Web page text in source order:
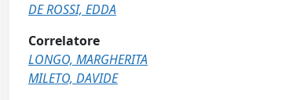
DE ROSSI, EDDA
Correlatore
LONGO, MARGHERITA
MILETO, DAVIDE